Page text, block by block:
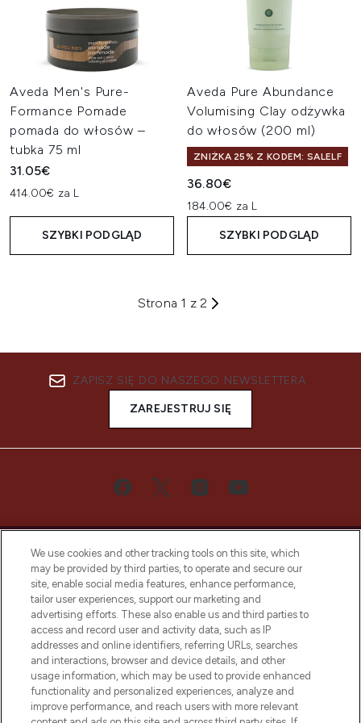
Aveda Men's Pure-
Formance Pomade
pomada do włosów –
tubka 75 ml
31.05€
414.00€ za L
SZYBKI PODGLĄD
Aveda Pure Abundance
Volumising Clay odżywka
do włosów (200 ml)
ZNIŻKA 25% Z KODEM: SALELF
36.80€
184.00€ za L
SZYBKI PODGLĄD
Strona 1 z 2
ZAPISZ SIĘ DO NASZEGO NEWSLETTERA
ZAREJESTRUJ SIĘ
Bądź pierwszą osobą, która dowie się o
najnowszych produktach, od niszowych i
uznanych marek, sezonowych trendach i
otrzyma ekskluzywne artykuły redakcyjne
z Sunday Supplement.
Zgoda na pliki cookie
We use cookies and other tracking tools on this site, which
may be provided by third parties, to operate and secure our
site, enable social media features, enhance performance,
tailor user experiences, support our marketing and
advertising efforts. These also enable us and third parties to
access and record user and activity data, such as IP
addresses and online identifiers, referring URLs, searches
and interactions, browser and device details, and other
usage information, which may be used to provide enhanced
functionality and personalized experiences, analyze and
improve performance, and reach users with more relevant